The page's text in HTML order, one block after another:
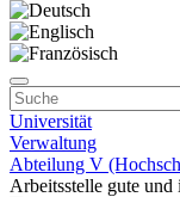
Universität
Verwaltung
Abteilung V
Arbeitsstelle gute